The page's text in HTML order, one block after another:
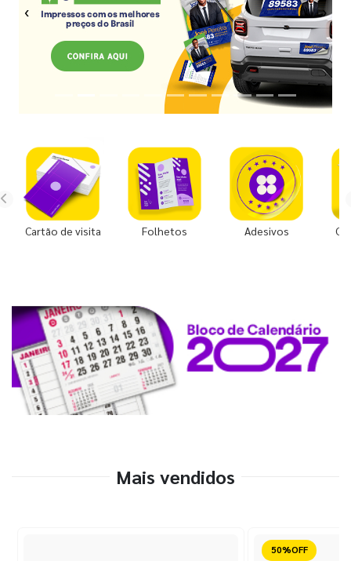
Previous Next
Cartão de visita Folhetos Adesivos
Mais vendidos
Reduzido